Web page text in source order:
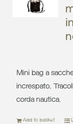
Mini bag a
increspato.
corda nautica.
Add to basket